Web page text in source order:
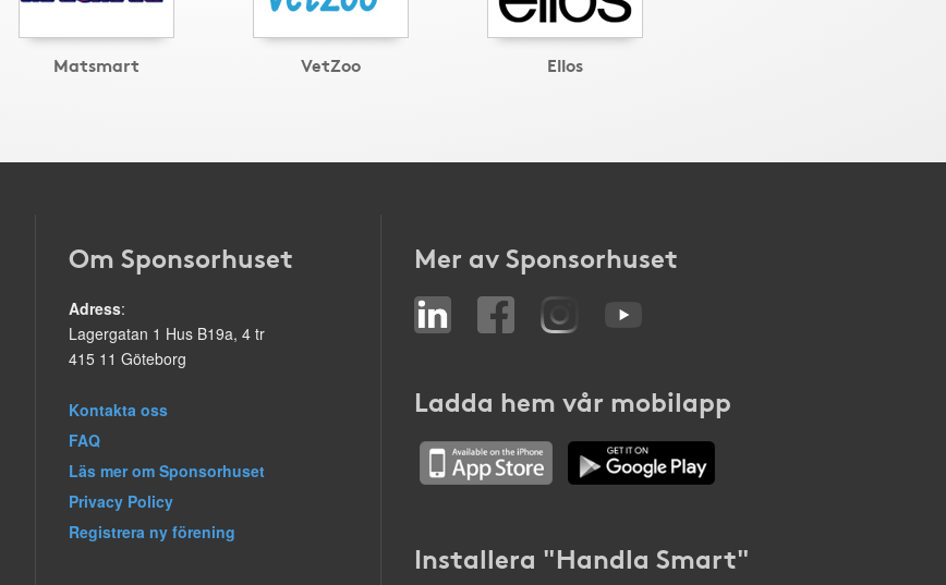
Matsmart VetZoo Ellos
Om Sponsorhuset
Adress:
Lagergatan 1 Hus B19a, 4 tr
415 11 Göteborg
Kontakta oss
FAQ
Läs mer om Sponsorhuset
Privacy Policy
Registrera ny förening
Mer av Sponsorhuset
Ladda hem vår mobilapp
Installera "Handla Smart"